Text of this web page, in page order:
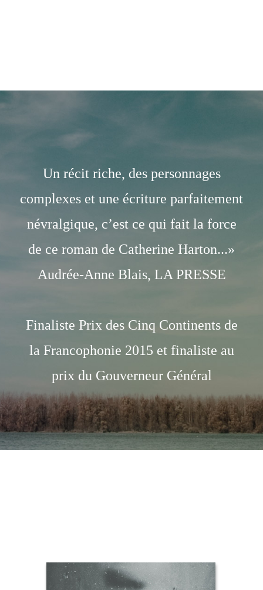
Un récit riche, des personnages
complexes et une écriture parfaitement
névralgique, c’est ce qui fait la force
de ce roman de Catherine Harton...»
Audrée-Anne Blais, LA PRESSE
Finaliste Prix des Cinq Continents de
la Francophonie 2015 et finaliste au
prix du Gouverneur Général